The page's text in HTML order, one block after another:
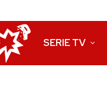
SERIE TV